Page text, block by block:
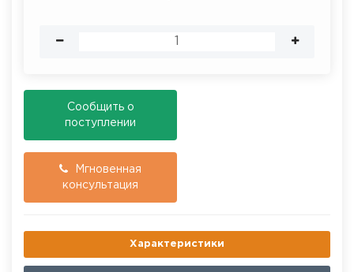
Cообщить о
поступлении
Мгновенная
консультация
Характеристики